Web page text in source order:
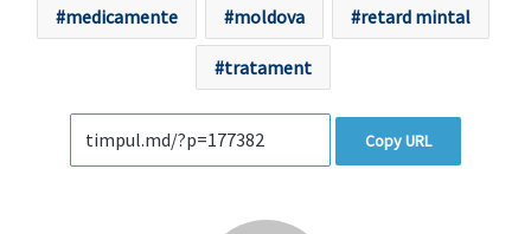
medicamente moldova retard mintal
tratament
Copy URL